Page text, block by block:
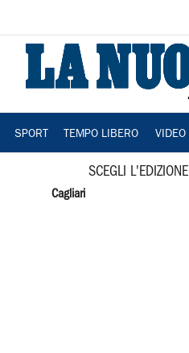
SPORT TEMPO LIBERO VIDEO
SCEGLI L'EDIZIONE
Cagliari